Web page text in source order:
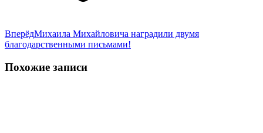
ВперёдСледующая
запись:
Михаила Михайловича наградили двумя
благодарственными письмами!
Похожие записи